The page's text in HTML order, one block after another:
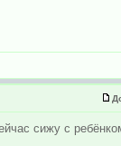
сижу с